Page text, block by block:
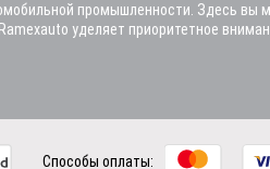
промышленности. Здесь вы
уделяет приоритетное
Способы оплаты: